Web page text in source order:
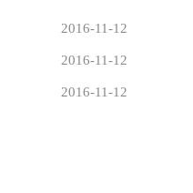
2016-11-12
2016-11-12
2016-11-12